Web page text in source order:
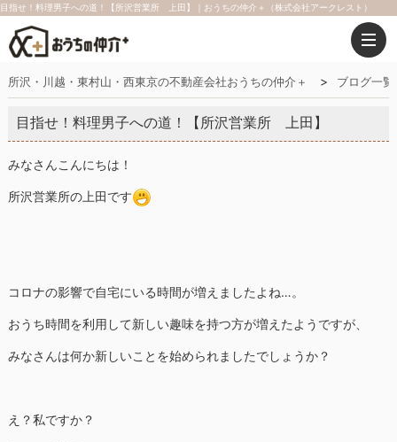
目指せ！料理男子への道！【所沢営業所 上田】｜おうちの仲介＋（株式会社アークレスト）
所沢・川越・東村山・西東京の不動産会社おうちの仲介＋ ブログ一覧
目指せ！料理男子への道！【所沢営業所 上田】
みなさんこんにちは！
所沢営業所の上田です
コロナの影響で自宅にいる時間が増えましたよね…。
おうち時間を利用して新しい趣味を持つ方が増えたようですが、
みなさんは何か新しいことを始められましたでしょうか？
え？私ですか？